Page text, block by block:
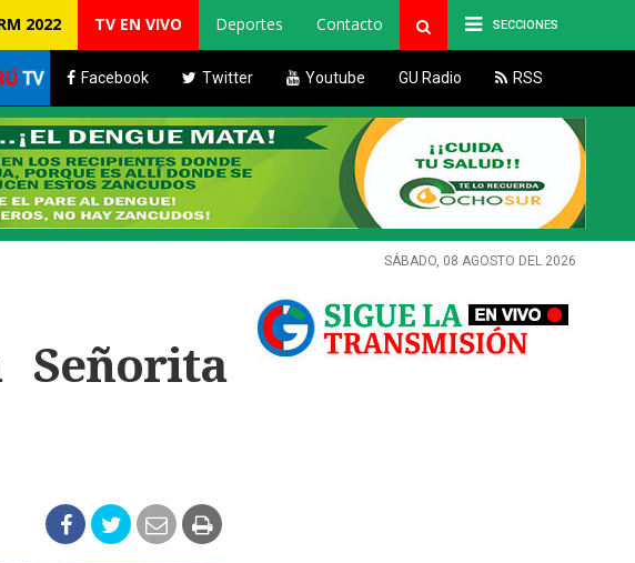
SECCIONES
2022 TV EN VIVO Deportes Contacto
Facebook Twitter Youtube GU Radio RSS
SÁBADO, 08 AGOSTO DEL 2026
Señorita